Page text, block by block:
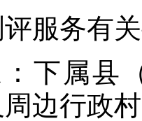
评服务有
下属县
边行政